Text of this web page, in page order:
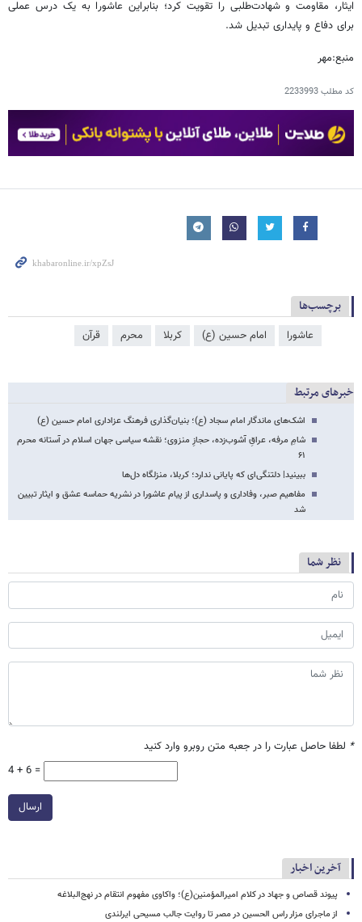
ایثار، مقاومت و شهادت‌طلبی را تقویت کرد؛ بنابراین عاشورا به یک درس عملی
برای دفاع و پایداری تبدیل شد.
منبع:مهر
کد مطلب2233993
برچسب‌ها
عاشورا امام حسین (ع) کربلا محرم قرآن
خبرهای مرتبط
اشک‌های ماندگار امام سجاد (ع)؛ بنیان‌گذاری فرهنگ عزاداری امام حسین (ع)
شامِ مرفه، عراقِ آشوب‌زده، حجازِ منزوی؛ نقشه سیاسی جهان اسلام در آستانه محرم
۶۱
ببینید| دلتنگی‌ای که پایانی ندارد؛ کربلا، منزلگاه دل‌ها
مفاهیم صبر، وفاداری و پاسداری از پیام عاشورا در نشریه حماسه عشق و ایثار تبیین
شد
نظر شما
* لطفا حاصل عبارت را در جعبه متن روبرو وارد کنید
4 + 6 =
ارسال
آخرین اخبار
پیوند قصاص و جهاد در کلام امیرالمؤمنین(ع)؛ واکاوی مفهوم انتقام در نهج‌البلاغه
از ماجرای مزار راس الحسین در مصر تا روایت جالب مسیحی ایرلندی